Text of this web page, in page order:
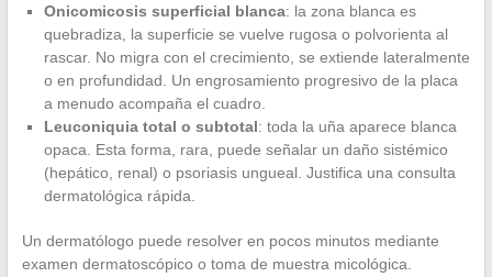
Onicomicosis superficial blanca: la zona blanca es
quebradiza, la superficie se vuelve rugosa o polvorienta al
rascar. No migra con el crecimiento, se extiende lateralmente
o en profundidad. Un engrosamiento progresivo de la placa
a menudo acompaña el cuadro.
Leuconiquia total o subtotal: toda la uña aparece blanca
opaca. Esta forma, rara, puede señalar un daño sistémico
(hepático, renal) o psoriasis ungueal. Justifica una consulta
dermatológica rápida.
Un dermatólogo puede resolver en pocos minutos mediante
examen dermatoscópico o toma de muestra micológica.